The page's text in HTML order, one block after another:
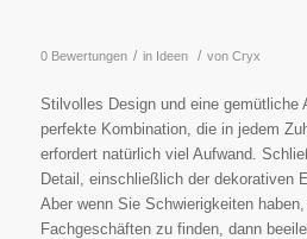
0 Bewertungen / in Ideen / von Cryx
Stilvolles Design und eine gemütliche
perfekte Kombination, die in jedem
erfordert natürlich viel Aufwand.
Detail, einschließlich der dekorativen
Aber wenn Sie Schwierigkeiten
Fachgeschäften zu finden, dann